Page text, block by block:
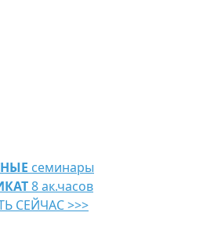
семинары
8 ак.часов
СЕЙЧАС >>>